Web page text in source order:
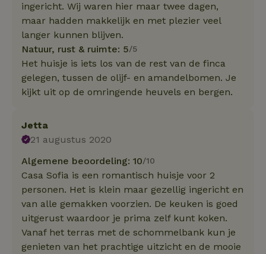
ingericht. Wij waren hier maar twee dagen,
maar hadden makkelijk en met plezier veel
langer kunnen blijven.
Natuur, rust & ruimte: 5/5
Het huisje is iets los van de rest van de finca
gelegen, tussen de olijf- en amandelbomen. Je
kijkt uit op de omringende heuvels en bergen.
Jetta
21 augustus 2020
Algemene beoordeling: 10/10
Casa Sofia is een romantisch huisje voor 2
personen. Het is klein maar gezellig ingericht en
van alle gemakken voorzien. De keuken is goed
uitgerust waardoor je prima zelf kunt koken.
Vanaf het terras met de schommelbank kun je
genieten van het prachtige uitzicht en de mooie